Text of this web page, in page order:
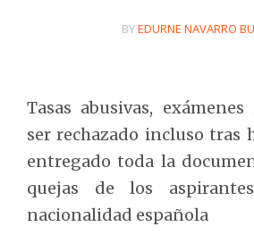
BYEDURNE NAVARRO
Tasas abusivas,
ser rechazado incluso tras
entregado toda la
quejas de los
nacionalidad española